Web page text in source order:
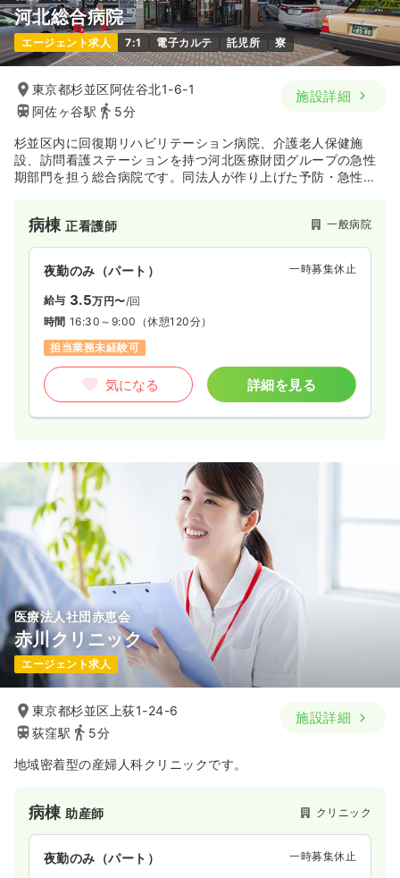
河北総合病院
エージェント求人 7:1 電子カルテ 託児所 寮
東京都杉並区阿佐谷北1-6-1
阿佐ヶ谷駅
5分
施設詳細
杉並区内に回復期リハビリテーション病院、介護老人保健施
設、訪問看護ステーションを持つ河北医療財団グループの急性
期部門を担う総合病院です。同法人が作り上げた予防・急性
病棟正看護師 一般病院
夜勤のみ（パート） 一時募集休止
給与 3.5万円〜/回
時間 16:30～9:00 （休憩120分）
担当業務未経験可
気になる 詳細を見る
医療法人社団赤恵会
赤川クリニック
エージェント求人
東京都杉並区上荻1-24-6
荻窪駅
5分
施設詳細
地域密着型の産婦人科クリニックです。
病棟 助産師 クリニック
夜勤のみ（パート） 一時募集休止